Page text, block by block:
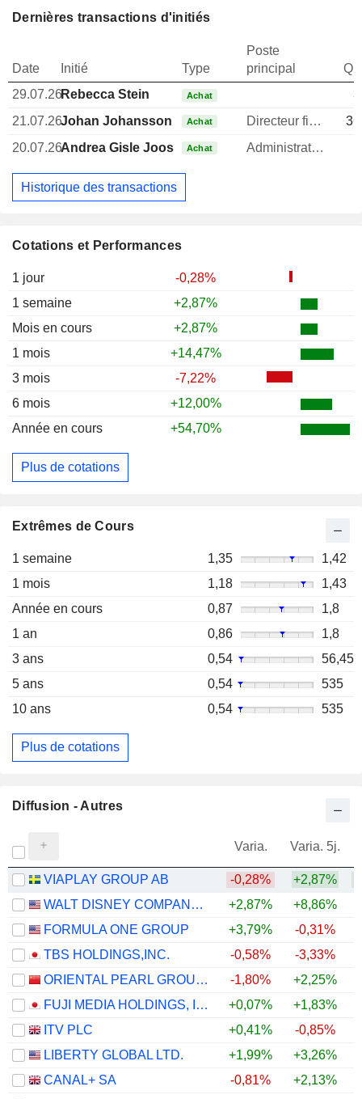
Cotations et Performances
1 jour
-0,28%
1 semaine
+2,87%
Mois en cours
+2,87%
1 mois
+14,47%
3 mois
-7,22%
6 mois
+12,00%
Année en cours
+54,70%
Plus de cotations
Extrêmes de Cours
1 semaine 1,35
1,42
1 mois
1,18
1,43
Année en cours
0,87
1,8
1 an
0,86
1,8
3 ans
0,54
56,45
5 ans
0,54
535
10 ans
0,54 535
Plus de cotations
Dernières transactions d'initiés
Date Initié Type
Poste
principal
29.07.26Rebecca Stein Achat
21.07.26Johan Johansson Achat Directeur financier
20.07.26Andrea Gisle JoosenAchat Administrateur
Historique des transactions
Diffusion - Autres
Varia. Varia. 5j.
VIAPLAY GROUP AB -0,28% +2,87%
WALT DISNEY COMPANY (THE)
+2,87% +8,86%
FORMULA ONE GROUP
+3,79% -0,31%
TBS HOLDINGS,INC.
-0,58% -3,33%
ORIENTAL PEARL GROUP CO.,LTD.
-1,80% +2,25%
FUJI MEDIA HOLDINGS, INC.
+0,07% +1,83%
ITV PLC
+0,41% -0,85%
LIBERTY GLOBAL LTD.
+1,99% +3,26%
CANAL+ SA
-0,81% +2,13%